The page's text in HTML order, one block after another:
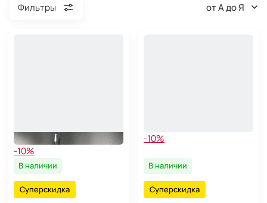
Фильтры от А до Я
-10%
В наличии
Суперскидка
-10%
В наличии
Суперскидка